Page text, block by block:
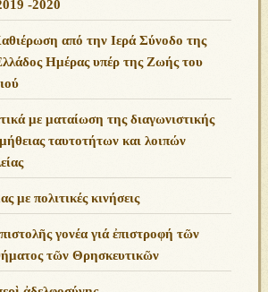
-2020
από την Ιερά Σύνοδο της
Ημέρας υπέρ της Ζωής του
με ματαίωση της διαγωνιστικής
ταυτοτήτων και λοιπών
με πολιτικές κινήσεις
γονέα γιά ἐπιστροφή τῶν
τῶν Θρησκευτικῶν